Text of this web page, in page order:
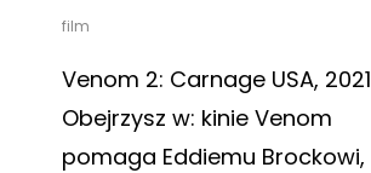
film
Venom 2: Carnage USA, 2021
Obejrzysz w: kinie Venom
pomaga Eddiemu Brockowi,